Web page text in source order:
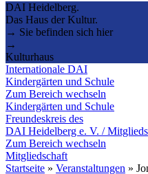
DAI Heidelberg.
Das Haus der Kultur.
→ Sie befinden sich hier
→
Kulturhaus
Internationale DAI
Kindergärten und Schule
Zum Bereich wechseln
Kindergärten und Schule
Freundeskreis des
DAI Heidelberg e. V. /
Zum Bereich wechseln
Mitgliedschaft
Startseite » Veranstaltungen »